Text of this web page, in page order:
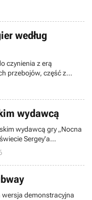
(filmy, etc.)
przenośnej Sony
według
czynienia z erą
przebojów, część z
poprzedników, gorzej
zwykło się mówić o
wydawcą
wydawcą gry „Nocna
Sergey'a
wersja demonstracyjna